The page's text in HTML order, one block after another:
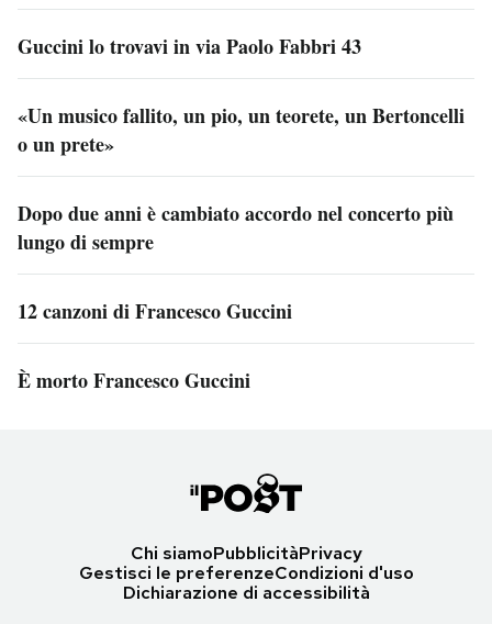
Guccini lo trovavi in via Paolo Fabbri 43
«Un musico fallito, un pio, un teorete, un Bertoncelli
o un prete»
Dopo due anni è cambiato accordo nel concerto più
lungo di sempre
12 canzoni di Francesco Guccini
È morto Francesco Guccini
Chi siamoPubblicitàPrivacy
Gestisci le preferenzeCondizioni d'uso
Dichiarazione di accessibilità